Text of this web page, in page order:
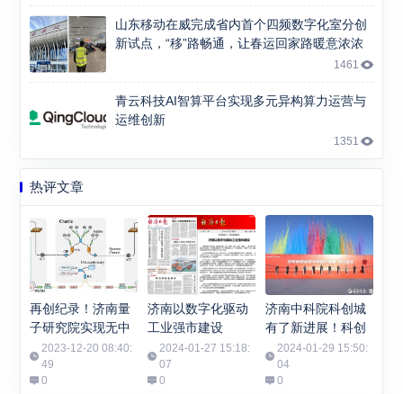
山东移动在威完成省内首个四频数字化室分创
新试点，“移”路畅通，让春运回家路暖意浓浓
1461
青云科技AI智算平台实现多元异构算力运营与
运维创新
1351
热评文章
再创纪录！济南量
子研究院实现无中
继千公里光纤有限
码长量子密钥分发
2023-12-20 08:40:
49
0
济南以数字化驱动
工业强市建设
2024-01-27 15:18:
07
0
济南中科院科创城
有了新进展！科创
城数字科技产业园
开工
2024-01-29 15:50:
04
0